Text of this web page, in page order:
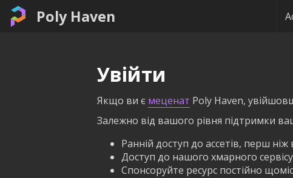
Poly Haven
Увійти
Якщо ви є меценат Poly Haven,
Залежно від вашого рівня підтримки
Ранній доступ до ассетів, перш ніж
Доступ до нашого хмарного
Спонсоруйте ресурс постійно